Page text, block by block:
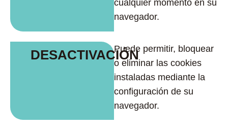
cualquier momento en su
navegador.
DESACTIVACIÓNPuede permitir, bloquear
o eliminar las cookies
instaladas mediante la
configuración de su
navegador.